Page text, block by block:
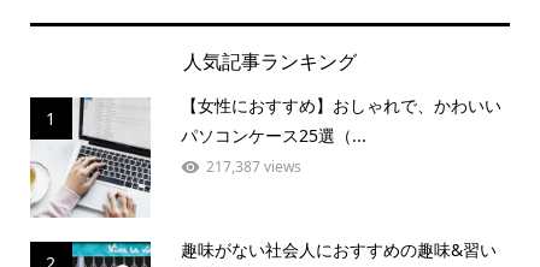
人気記事ランキング
1
【女性におすすめ】おしゃれで、かわいい
パソコンケース25選（...
217,387 views
趣味がない社会人におすすめの趣味&習い